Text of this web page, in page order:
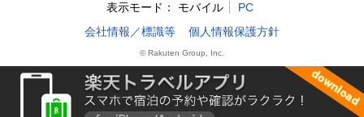
表示モード： モバイル
PC
会社情報／標識等
個人情報保護方針
© Rakuten Group, Inc.